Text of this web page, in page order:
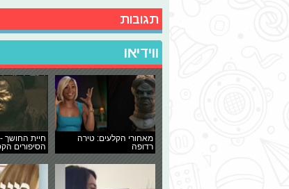
תגובות
ווידיאו
מאחורי הקלעים: טירה
רדופה
חיית החושך
הסיפורים